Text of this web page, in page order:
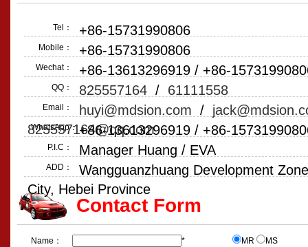
Tel： +86-15731990806
Mobile： +86-15731990806
Wechat： +86-13613296919 / +86-
QQ： 825557164 / 61111558
Email： huyi@mdsion.com /
825557164@qq.com
WhatsApp：+86-13613296919 / +86-
P.I.C： Manager Huang / EVA
ADD：
Wangguanzhuang Development
City, Hebei Province
Contact Form
Name： * MR
MS